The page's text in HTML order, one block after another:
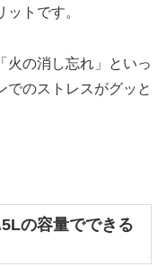
トです。
火の消し忘れ」といっ
でのストレスがグッと
の容量でできる